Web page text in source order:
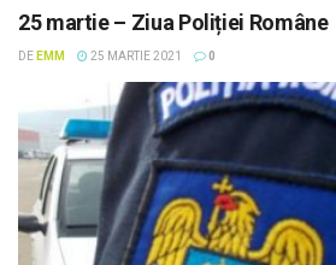
25 martie – Ziua Poliției Române
DE EMM 25 MARTIE 2021 0